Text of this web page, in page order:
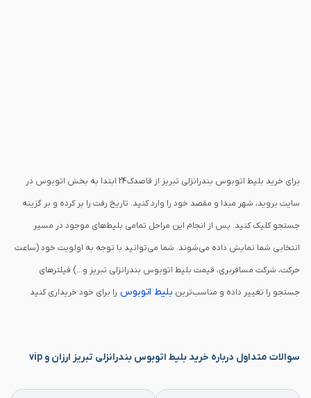
برای خرید بلیط اتوبوس بندرانزلی تبریز از قاصدک24 ابتدا به بخش اتوبوس در
سایت بروید، شهر مبدا و مقصد خود را وارد کنید. تاریخ رفت را پر کرده و بر گزینه
جستجو کلیک کنید. پس از انجام این مراحل تمامی بلیط‌های موجود در مسیر
انتخابی شما نمایش داده می‌شوند. شما می‌توانید با توجه به اولویت خود (ساعت
حرکت، شرکت مسافربری، قیمت بلیط اتوبوس بندرانزلی تبریز و...) فیلترهای
جستجو را تغییر داده و مناسب‌ترین بلیط اتوبوس را برای خود خریداری کنید
سوالات متداول درباره خرید بلیط اتوبوس بندرانزلی تبریز ارزان و vip